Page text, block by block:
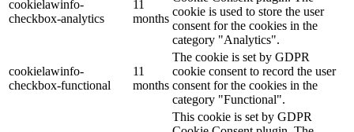
cookielawinfo-
checkbox-analytics
11
months
cookie is used to store the user
consent for the cookies in the
category "Analytics".
cookielawinfo-
checkbox-functional
11
months
The cookie is set by GDPR
cookie consent to record the user
consent for the cookies in the
category "Functional".
This cookie is set by GDPR